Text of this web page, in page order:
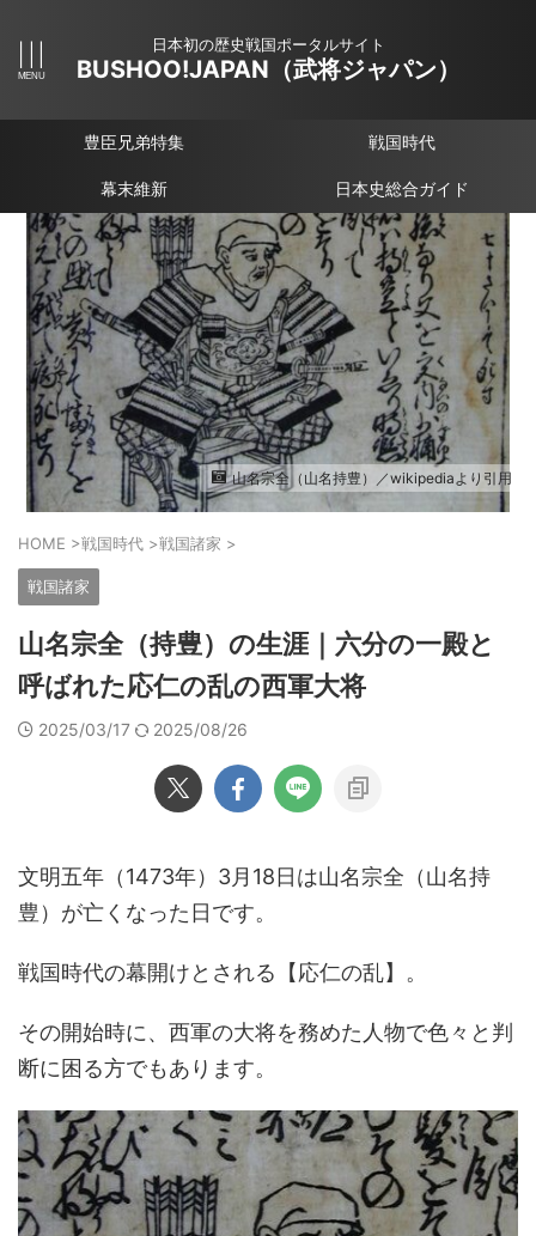
日本初の歴史戦国ポータルサイト
BUSHOO!JAPAN（武将ジャパン）
豊臣兄弟特集 戦国時代
幕末維新 日本史総合ガイド
山名宗全（山名持豊）／wikipediaより引用
HOME >戦国時代 >戦国諸家 >
戦国諸家
山名宗全（持豊）の生涯｜六分の一殿と
呼ばれた応仁の乱の西軍大将
2025/03/17 2025/08/26
文明五年（1473年）3月18日は山名宗全（山名持
豊）が亡くなった日です。
戦国時代の幕開けとされる【応仁の乱】。
その開始時に、西軍の大将を務めた人物で色々と判
断に困る方でもあります。